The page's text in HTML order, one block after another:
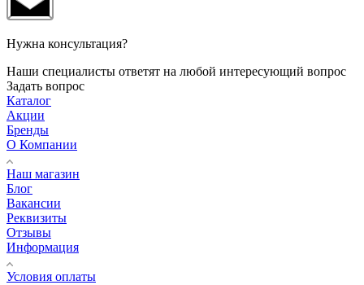
Нужна консультация?
Наши специалисты ответят на любой интересующий вопрос
Задать вопрос
Каталог
Акции
Бренды
О Компании
Наш магазин
Блог
Вакансии
Реквизиты
Отзывы
Информация
Условия оплаты